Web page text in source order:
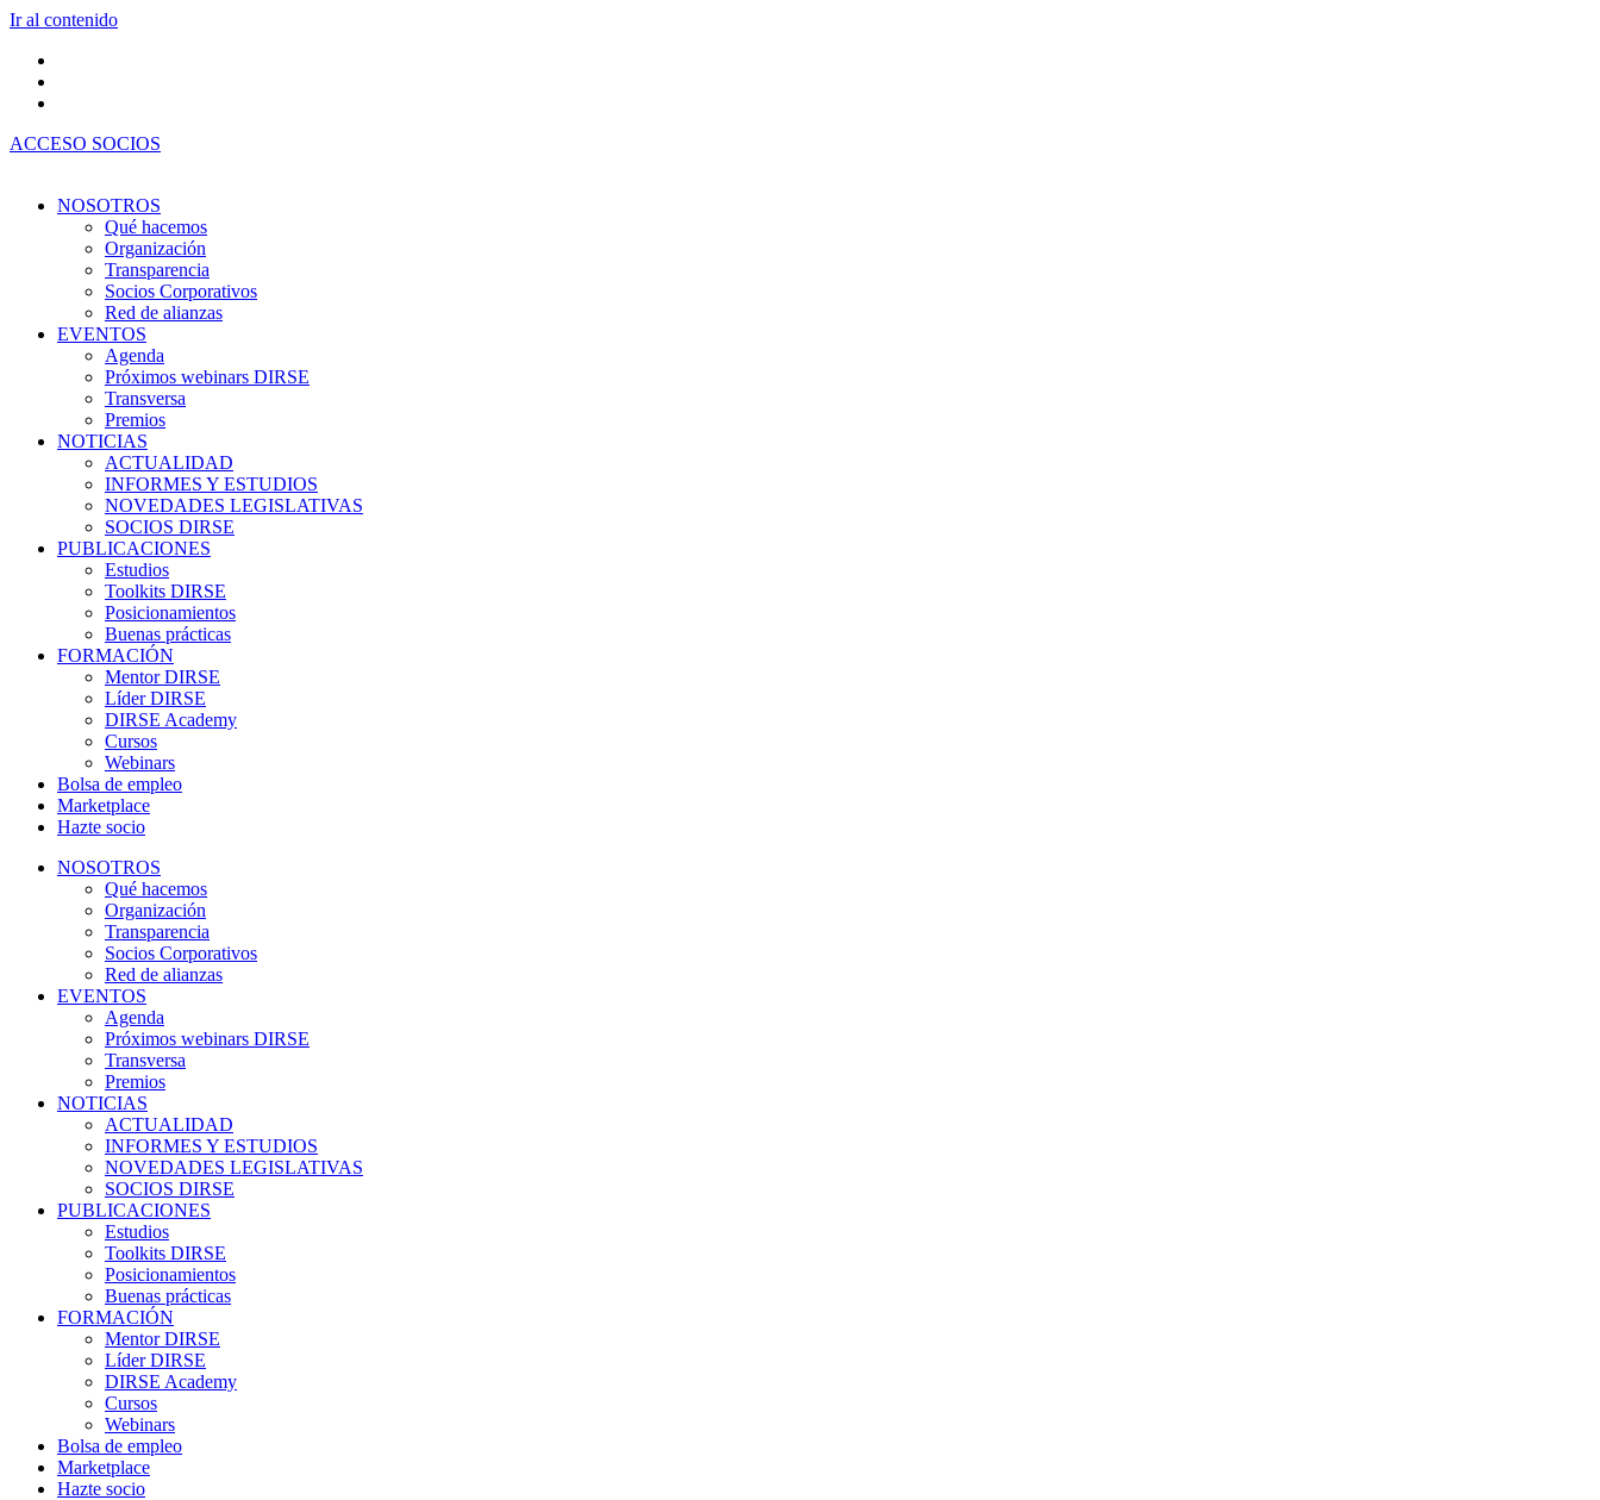
Ir al contenido
ACCESO SOCIOS
NOSOTROS
Qué hacemos
Organización
Transparencia
Socios Corporativos
Red de alianzas
EVENTOS
Agenda
Próximos webinars DIRSE
Transversa
Premios
NOTICIAS
ACTUALIDAD
INFORMES Y ESTUDIOS
NOVEDADES LEGISLATIVAS
SOCIOS DIRSE
PUBLICACIONES
Estudios
Toolkits DIRSE
Posicionamientos
Buenas prácticas
FORMACIÓN
Mentor DIRSE
Líder DIRSE
DIRSE Academy
Cursos
Webinars
Bolsa de empleo
Marketplace
Hazte socio
NOSOTROS
Qué hacemos
Organización
Transparencia
Socios Corporativos
Red de alianzas
EVENTOS
Agenda
Próximos webinars DIRSE
Transversa
Premios
NOTICIAS
ACTUALIDAD
INFORMES Y ESTUDIOS
NOVEDADES LEGISLATIVAS
SOCIOS DIRSE
PUBLICACIONES
Estudios
Toolkits DIRSE
Posicionamientos
Buenas prácticas
FORMACIÓN
Mentor DIRSE
Líder DIRSE
DIRSE Academy
Cursos
Webinars
Bolsa de empleo
Marketplace
Hazte socio